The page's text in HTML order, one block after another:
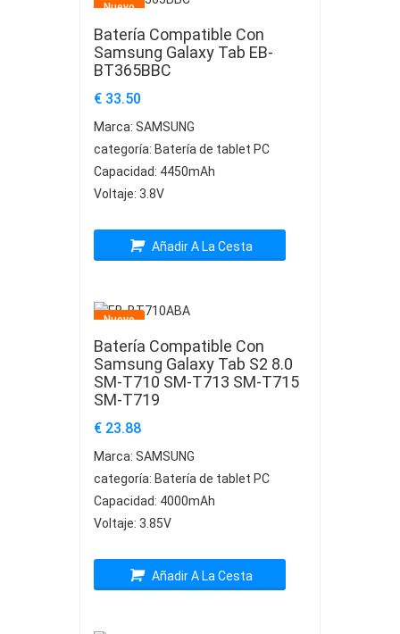
Nuevo
Batería Compatible Con
Samsung Galaxy Tab EB-
BT365BBC
€ 33.50
Marca: SAMSUNG
categoría: Batería de tablet PC
Capacidad: 4450mAh
Voltaje: 3.8V
Añadir A La Cesta
Nuevo
Batería Compatible Con
Samsung Galaxy Tab S2 8.0
SM-T710 SM-T713 SM-T715
SM-T719
€ 23.88
Marca: SAMSUNG
categoría: Batería de tablet PC
Capacidad: 4000mAh
Voltaje: 3.85V
Añadir A La Cesta